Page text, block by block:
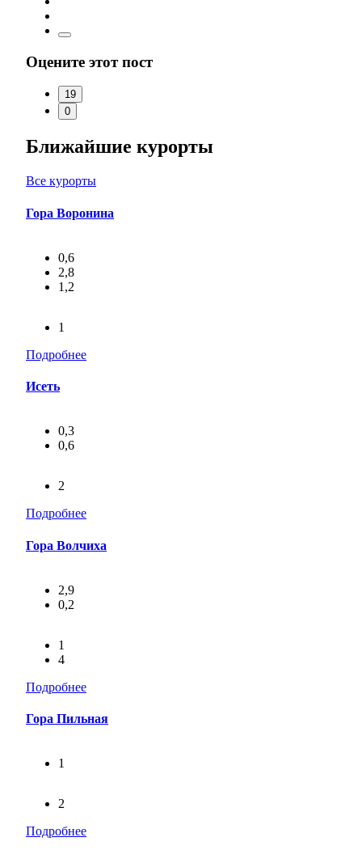
Оцените этот пост
19
0
Ближайшие курорты
Все курорты
Гора Воронина
0,6
2,8
1,2
1
Подробнее
Исеть
0,3
0,6
2
Подробнее
Гора Волчиха
2,9
0,2
1
4
Подробнее
Гора Пильная
1
2
Подробнее